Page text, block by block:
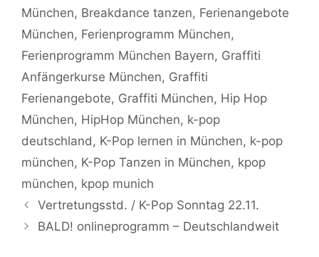
München, Breakdance tanzen, Ferienangebote
München, Ferienprogramm München,
Ferienprogramm München Bayern, Graffiti
Anfängerkurse München, Graffiti
Ferienangebote, Graffiti München, Hip Hop
München, HipHop München, k-pop
deutschland, K-Pop lernen in München, k-pop
münchen, K-Pop Tanzen in München, kpop
münchen, kpop munich
Vertretungsstd. / K-Pop Sonntag 22.11.
BALD! onlineprogramm – Deutschlandweit